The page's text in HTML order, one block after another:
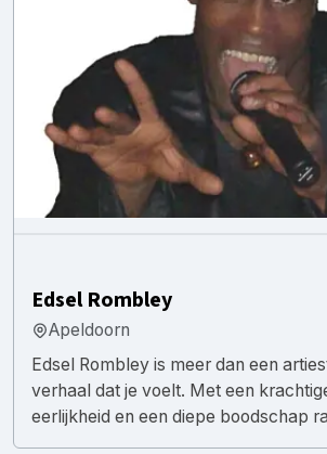
Edsel Rombley
Apeldoorn
Edsel Rombley is meer dan een
verhaal dat je voelt. Met een
eerlijkheid en een diepe boodschap